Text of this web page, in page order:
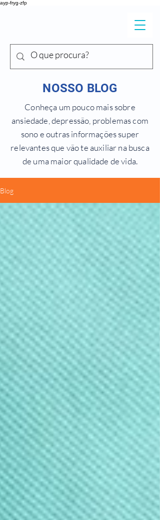
ayp-fryg-zfp
NOSSO BLOG
Conheça um pouco mais sobre
ansiedade, depressão, problemas com
sono e outras informações super
relevantes que vão te auxiliar na busca
de uma maior qualidade de vida.
Blog